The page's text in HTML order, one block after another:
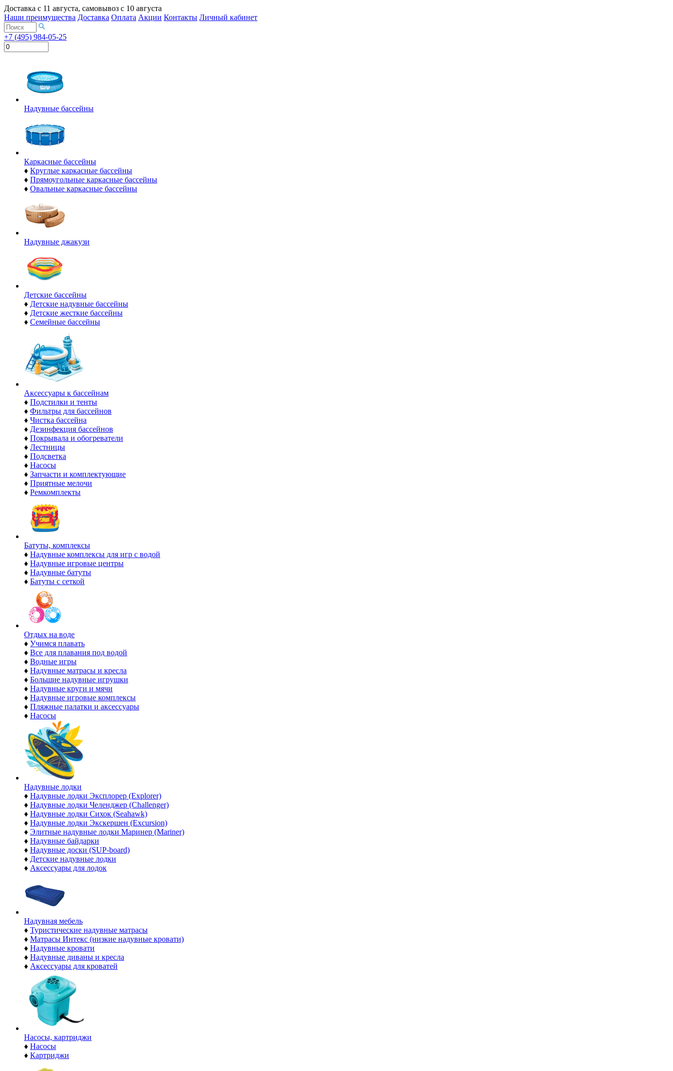
Доставка с 11 августа, самовывоз с 10 августа
Наши преимущества Доставка Оплата Акции Контакты Личный кабинет
+7 (495) 984-05-25
Надувные бассейны
Каркасные бассейны
♦ Круглые каркасные бассейны
♦ Прямоугольные каркасные бассейны
♦ Овальные каркасные бассейны
Надувные джакузи
Детские бассейны
♦ Детские надувные бассейны
♦ Детские жесткие бассейны
♦ Семейные бассейны
Аксессуары к бассейнам
♦ Подстилки и тенты
♦ Фильтры для бассейнов
♦ Чистка бассейна
♦ Дезинфекция бассейнов
♦ Покрывала и обогреватели
♦ Лестницы
♦ Подсветка
♦ Насосы
♦ Запчасти и комплектующие
♦ Приятные мелочи
♦ Ремкомплекты
Батуты, комплексы
♦ Надувные комплексы для игр с водой
♦ Надувные игровые центры
♦ Надувные батуты
♦ Батуты с сеткой
Отдых на воде
♦ Учимся плавать
♦ Все для плавания под водой
♦ Водные игры
♦ Надувные матрасы и кресла
♦ Большие надувные игрушки
♦ Надувные круги и мячи
♦ Надувные игровые комплексы
♦ Пляжные палатки и аксессуары
♦ Насосы
Надувные лодки
♦ Надувные лодки Эксплорер (Explorer)
♦ Надувные лодки Челенджер (Challenger)
♦ Надувные лодки Сихок (Seahawk)
♦ Надувные лодки Экскершен (Excursion)
♦ Элитные надувные лодки Маринер (Mariner)
♦ Надувные байдарки
♦ Надувные доски (SUP-board)
♦ Детские надувные лодки
♦ Аксессуары для лодок
Надувная мебель
♦ Туристические надувные матрасы
♦ Матрасы Интекс (низкие надувные кровати)
♦ Надувные кровати
♦ Надувные диваны и кресла
♦ Аксессуары для кроватей
Насосы, картриджи
♦ Насосы
♦ Картриджи